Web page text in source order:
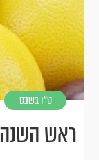
ט"ו בשבט
ראש השנה